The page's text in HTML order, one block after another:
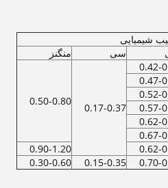
شیمیایی
سی
منگنز
0.42-
0.17-0.37
0.50-0.80
0.47-
0.52-
0.57-
0.62-
0.67-
0.62-
0.90-1.20
0.70-
0.15-0.35
0.30-0.60